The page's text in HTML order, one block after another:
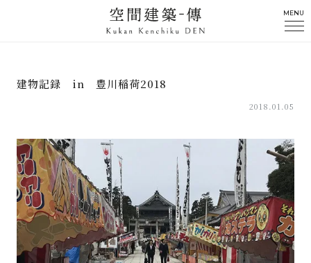
MENU
建物記録 in 豊川稲荷2018
2018.01.05